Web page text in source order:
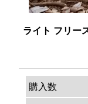
ライト フリー
購入数